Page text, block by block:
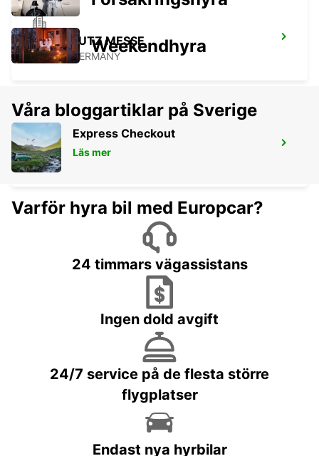
KÖLN DEUTZ MESSE
KOELN - GERMANY
KÖLN CENTRALSTATION
KOELN - GERMANY
Weekendhyra
Våra bloggartiklar på Sverige
Express Checkout
Läs mer
Varför hyra bil med Europcar?
24 timmars vägassistans
Ingen dold avgift
24/7 service på de flesta större
flygplatser
Endast nya hyrbilar